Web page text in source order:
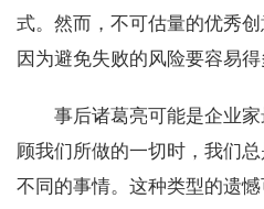
式。然而，不可估量的优秀
因为避免失败的风险要容易得
事后诸葛亮可能是企业
顾我们所做的一切时，我们
不同的事情。这种类型的遗